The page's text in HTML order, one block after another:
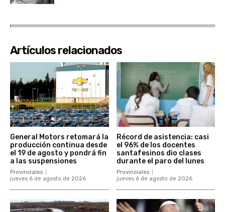
Artículos relacionados
General Motors retomará la
producción continua desde
el 19 de agosto y pondrá fin
a las suspensiones
Provinciales
jueves 6 de agosto de 2026
Récord de asistencia: casi
el 96% de los docentes
santafesinos dio clases
durante el paro del lunes
Provinciales
jueves 6 de agosto de 2026